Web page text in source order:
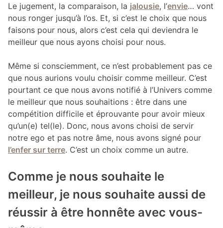
Le jugement, la comparaison, la jalousie, l’envie… vont
nous ronger jusqu’à l’os. Et, si c’est le choix que nous
faisons pour nous, alors c’est cela qui deviendra le
meilleur que nous ayons choisi pour nous.
Même si consciemment, ce n’est probablement pas ce
que nous aurions voulu choisir comme meilleur. C’est
pourtant ce que nous avons notifié à l’Univers comme
le meilleur que nous souhaitions : être dans une
compétition difficile et éprouvante pour avoir mieux
qu’un(e) tel(le). Donc, nous avons choisi de servir
notre ego et pas notre âme, nous avons signé pour
l’enfer sur terre. C’est un choix comme un autre.
Comme je nous souhaite le
meilleur, je nous souhaite aussi de
réussir à être honnête avec vous-